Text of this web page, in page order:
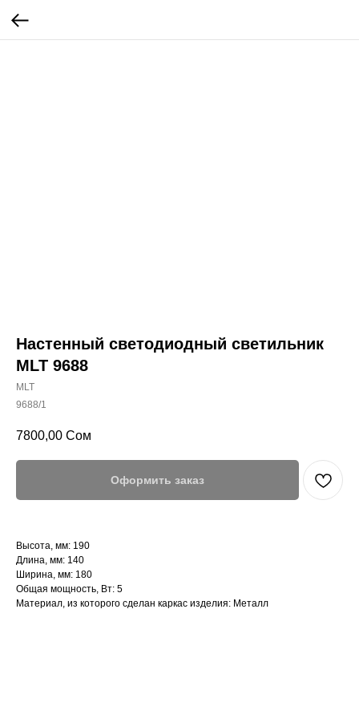
Настенный светодиодный светильник
MLT 9688
MLT
9688/1
7800,00 Сом
Оформить заказ
Высота, мм: 190
Длина, мм: 140
Ширина, мм: 180
Общая мощность, Вт: 5
Материал, из которого сделан каркас изделия: Металл